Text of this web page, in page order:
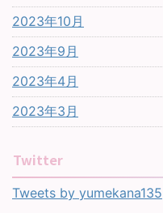
2023年10月
2023年9月
2023年4月
2023年3月
Twitter
Tweets by yumekana135